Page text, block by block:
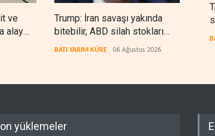
ve
alay
Trump: İran savaşı yakında
bitebilir, ABD silah stokları
BATI YARIM KÜRE 06 Ağustos 2026
yüklemeler